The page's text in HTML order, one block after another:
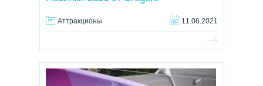
Аттракционы 11.06.2021